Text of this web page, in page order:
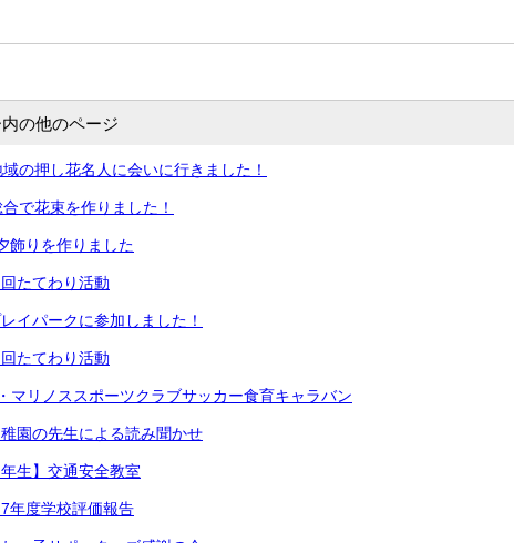
の他のページ
域の押し花名人に会いに行きました！
合で花束を作りました！
飾りを作りました
回たてわり活動
レイパークに参加しました！
回たてわり活動
マリノススポーツクラブサッカー食育キャラバン
稚園の先生による読み聞かせ
年生】交通安全教室
7年度学校評価報告